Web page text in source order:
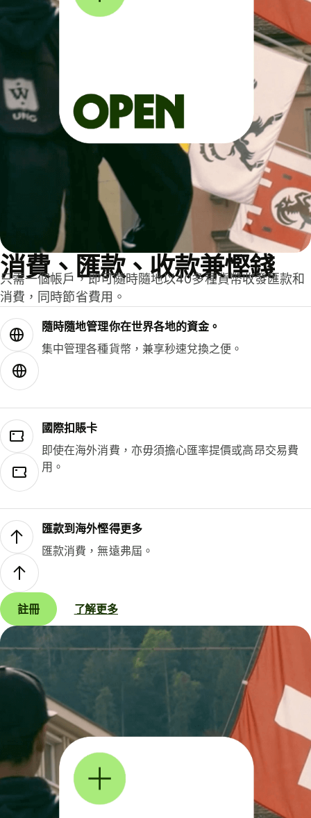
消費、匯款、收款兼慳錢
只需一個帳戶，即可隨時隨地以40多種貨幣收發匯款和
消費，同時節省費用。
隨時隨地管理你在世界各地的資金。
集中管理各種貨幣，兼享秒速兌換之便。
國際扣賬卡
即使在海外消費，亦毋須擔心匯率提價或高昂交易費
用。
匯款到海外慳得更多
匯款消費，無遠弗屆。
註冊 了解更多